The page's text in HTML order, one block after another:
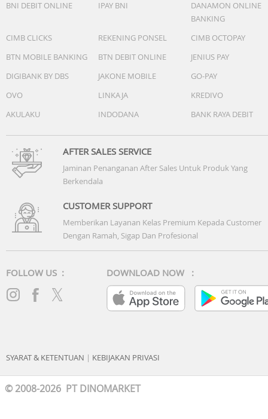
BNI DEBIT ONLINE
IPAY BNI
DANAMON ONLINE
BANKING
CIMB CLICKS
REKENING PONSEL
CIMB OCTOPAY
BTN MOBILE BANKING
BTN DEBIT ONLINE
JENIUS PAY
DIGIBANK BY DBS
JAKONE MOBILE
GO-PAY
OVO
LINKAJA
KREDIVO
AKULAKU
INDODANA BANK RAYA DEBIT
AFTER SALES SERVICE
Jaminan Penanganan After Sales Untuk Produk Yang
Berkendala
CUSTOMER SUPPORT
Memberikan Layanan Kelas Premium Kepada Customer
Dengan Ramah, Sigap Dan Profesional
FOLLOW US : DOWNLOAD NOW :
SYARAT & KETENTUAN | KEBIJAKAN PRIVASI
© 2008-2026 PT DINOMARKET